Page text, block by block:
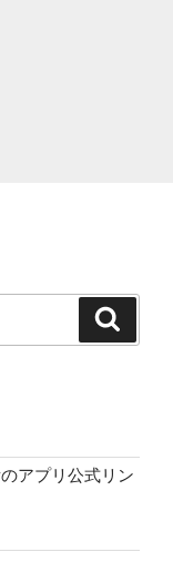
アプリ公式リン